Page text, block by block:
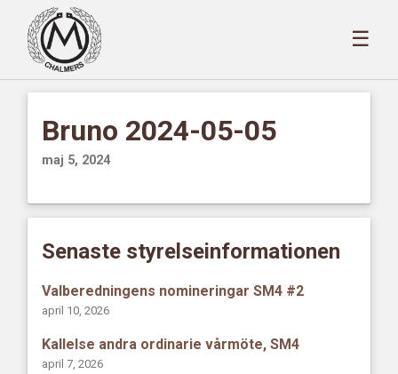
☰
Bruno 2024-05-05
maj 5, 2024
Senaste styrelseinformationen
Valberedningens nomineringar SM4 #2
april 10, 2026
Kallelse andra ordinarie vårmöte, SM4
april 7, 2026